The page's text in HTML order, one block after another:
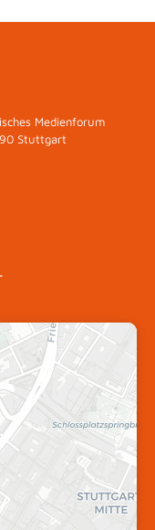
Medienforum
Stuttgart